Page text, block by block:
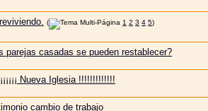
( 1 2 3 4 5)
parejas casadas se pueden restablecer?
Nueva Iglesia !!!!!!!!!!!!!
cambio de trabajo